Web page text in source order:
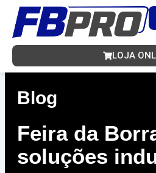
para
conteúdo
LOJA
Blog
Feira da
soluções